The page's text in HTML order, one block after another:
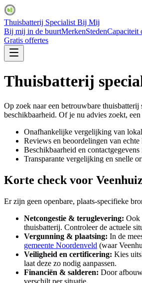
Thuisbatterij Specialist Bij Mij
Bij mij in de buurtMerkenStedenCapaciteit
Gratis offertes
Thuisbatterij
Op zoek naar een betrouwbare thuisbatterij
beschikbaarheid. Of je nu advies zoekt,
Onafhankelijke vergelijking van
Reviews en beoordelingen van echte
Beschikbaarheid en
Transparante vergelijking en snelle
Korte check voor
Er zijn geen openbare, plaats-specifieke
Netcongestie & teruglevering: Ook
thuisbatterij. Controleer de actuele
Vergunning & plaatsing: In de
gemeente Noordenveld (waar
Veiligheid en certificering: Kies
laat deze zo nodig aanpassen.
Financiën & salderen: Door
verschilt per situatie.